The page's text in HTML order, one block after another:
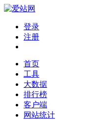
登录
注册
首页
工具
大数据
排行榜
客户端
网站统计